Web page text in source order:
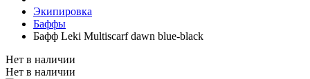
Экипировка
Баффы
Бафф Leki Multiscarf dawn blue-black
Нет в наличии
Нет в наличии